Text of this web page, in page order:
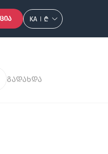
KA ₾
გადახდა